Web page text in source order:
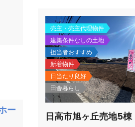
売主・売主代理物件
建築条件なしの土地
担当者おすすめ
新着物件
日当たり良好
田舎暮らし
日高市旭ヶ丘売地5棟
ー